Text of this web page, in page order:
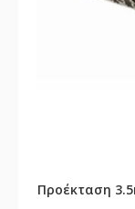
Προέκταση